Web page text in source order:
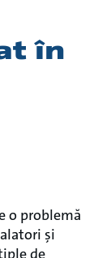
în
o problemă
și
de